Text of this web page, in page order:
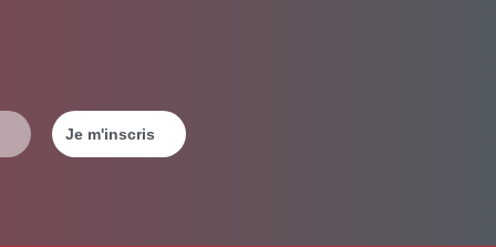
Ceci peut conduire à la somnolence et un état de